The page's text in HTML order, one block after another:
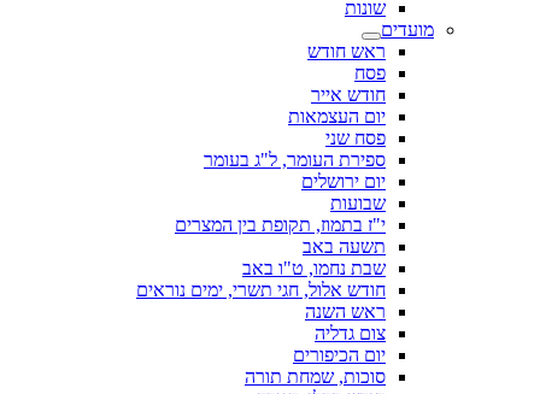
שונות
מועדים
ראש חודש
פסח
חודש אייר
יום העצמאות
פסח שני
ספירת העומר, ל"ג בעומר
יום ירושלים
שבועות
י"ז בתמוז, תקופת בין המצרים
תשעה באב
שבת נחמו, ט"ו באב
חודש אלול, חגי תשרי, ימים נוראים
ראש השנה
צום גדליה
יום הכיפורים
סוכות, שמחת תורה